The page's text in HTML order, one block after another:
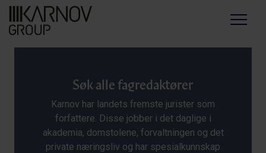
Menu
Søk alle fagredaktører
Karnov har landets fremste jurister som
forfattere. Disse jobber i det daglige i
akademia, domstolene, forvaltningen og det
private næringsliv og har spesialkunnskap